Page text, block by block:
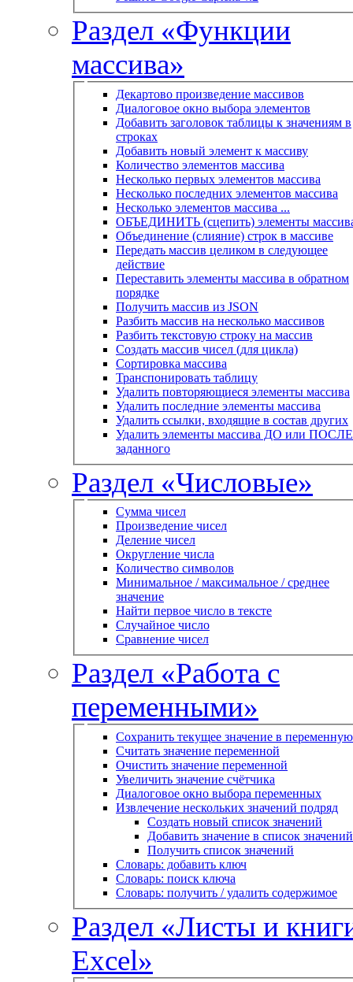
Раздел «Функции
массива»
Декартово произведение массивов
Диалоговое окно выбора элементов
Добавить заголовок таблицы к значениям в
строках
Добавить новый элемент к массиву
Количество элементов массива
Несколько первых элементов массива
Несколько последних элементов массива
Несколько элементов массива ...
ОБЪЕДИНИТЬ (сцепить) элементы
Объединение (слияние) строк в массиве
Передать массив целиком в следующее
действие
Переставить элементы массива в обратном
порядке
Получить массив из JSON
Разбить массив на несколько массивов
Разбить текстовую строку на массив
Создать массив чисел (для цикла)
Сортировка массива
Транспонировать таблицу
Удалить повторяющиеся элементы массива
Удалить последние элементы массива
Удалить ссылки, входящие в состав других
Удалить элементы массива ДО или ПОСЛЕ
заданного
Раздел «Числовые»
Сумма чисел
Произведение чисел
Деление чисел
Округление числа
Количество символов
Минимальное / максимальное / среднее
значение
Найти первое число в тексте
Случайное число
Сравнение чисел
Раздел «Работа с
переменными»
Сохранить текущее значение в переменную
Считать значение переменной
Очистить значение переменной
Увеличить значение счётчика
Диалоговое окно выбора переменных
Извлечение нескольких значений подряд
Создать новый список значений
Добавить значение в список значений
Получить список значений
Словарь: добавить ключ
Словарь: поиск ключа
Словарь: получить / удалить содержимое
Раздел «Листы и
Excel»